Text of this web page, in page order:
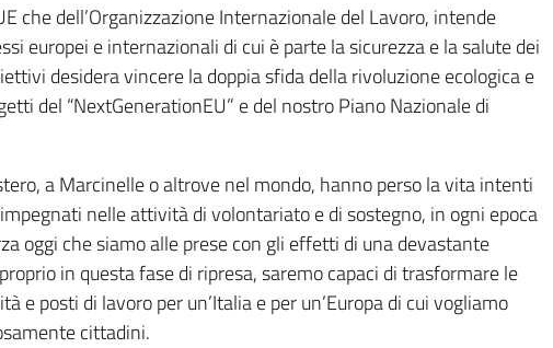
che dell’Organizzazione Internazionale del Lavoro, intende
europei e internazionali di cui è parte la sicurezza e la salute dei
desidera vincere la doppia sfida della rivoluzione ecologica e
del “NextGenerationEU” e del nostro Piano Nazionale di
a Marcinelle o altrove nel mondo, hanno perso la vita intenti
nelle attività di volontariato e di sostegno, in ogni epoca
oggi che siamo alle prese con gli effetti di una devastante
in questa fase di ripresa, saremo capaci di trasformare le
e posti di lavoro per un’Italia e per un’Europa di cui vogliamo
cittadini.